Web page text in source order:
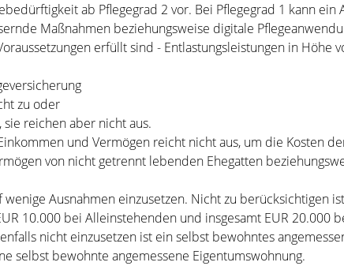
ab Pflegegrad 2 vor. Bei Pflegegrad 1 kann ein
Maßnahmen beziehungsweise digitale
erfüllt sind - Entlastungsleistungen in Höhe
zu oder
sie reichen aber nicht aus.
und Vermögen reicht nicht aus, um die Kosten
von nicht getrennt lebenden Ehegatten
wenige Ausnahmen einzusetzen. Nicht zu berücksichtigen
10.000 bei Alleinstehenden und insgesamt EUR 20.000
nicht einzusetzen ist ein selbst bewohntes
selbst bewohnte angemessene Eigentumswohnung.